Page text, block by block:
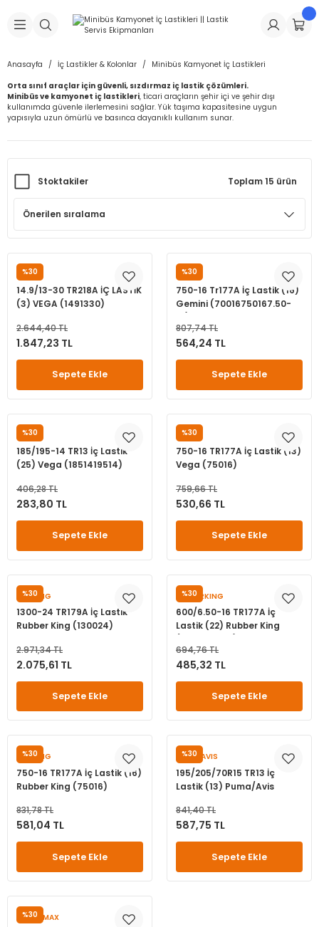
Geri Dön
Makineleri
Geri Dön
Dolgu Lastikleri
Dolgu Lastikleri
Geri Dön
İç Lastikleri
İç Lastikleri
Geri Dön
Geri Dön
& Sibop İlaveleri
Kapağı
Geri Dön
Tüpü
& Spreyler
Geri Dön
Makinesi Yedek Parçaları
Yedek Parçaları
Anasayfa İç Lastikler & Kolonlar
Minibüs Kamyonet İç Lastikleri
Orta sınıf araçlar için güvenli, sızdırmaz iç lastik çözümleri.
Minibüs ve kamyonet iç lastikleri, ticari araçların şehir içi ve şehir dışı
kullanımda güvenle ilerlemesini sağlar. Yük taşıma kapasitesine uygun
yapısıyla uzun ömürlü ve basınca dayanıklı kullanım sunar.
Stoktakiler Toplam 15 ürün
%30
VEGA
14.9/13-30 TR218A İÇ LASTİK
(3) VEGA (1491330)
2.644,40 TL
1.847,23 TL
Sepete Ekle
%30
GEMINI
750-16 Tr177A İç Lastik (16)
Gemini (70016750167.50-
807,74 TL
564,24 TL
Sepete Ekle
%30
VEGA
185/195-14 TR13 İç Lastik
(25) Vega (1851419514)
406,28 TL
283,80 TL
Sepete Ekle
%30
VEGA
750-16 TR177A İç Lastik (13)
Vega (75016)
759,66 TL
530,66 TL
Sepete Ekle
%30
TIREKING
1300-24 TR179A İç Lastik
Rubber King (130024)
2.971,34 TL
2.075,61 TL
Sepete Ekle
%30
RUBBERKING
600/6.50-16 TR177A İç
Lastik (22) Rubber King
694,76 TL
485,32 TL
Sepete Ekle
%30
TIREKING
750-16 TR177A İç Lastik (16)
Rubber King (75016)
831,78 TL
581,04 TL
Sepete Ekle
%30
PUMA/AVIS
195/205/70R15 TR13 İç
Lastik (13) Puma/Avis
841,40 TL
587,75 TL
Sepete Ekle
%30
TURBOMAX